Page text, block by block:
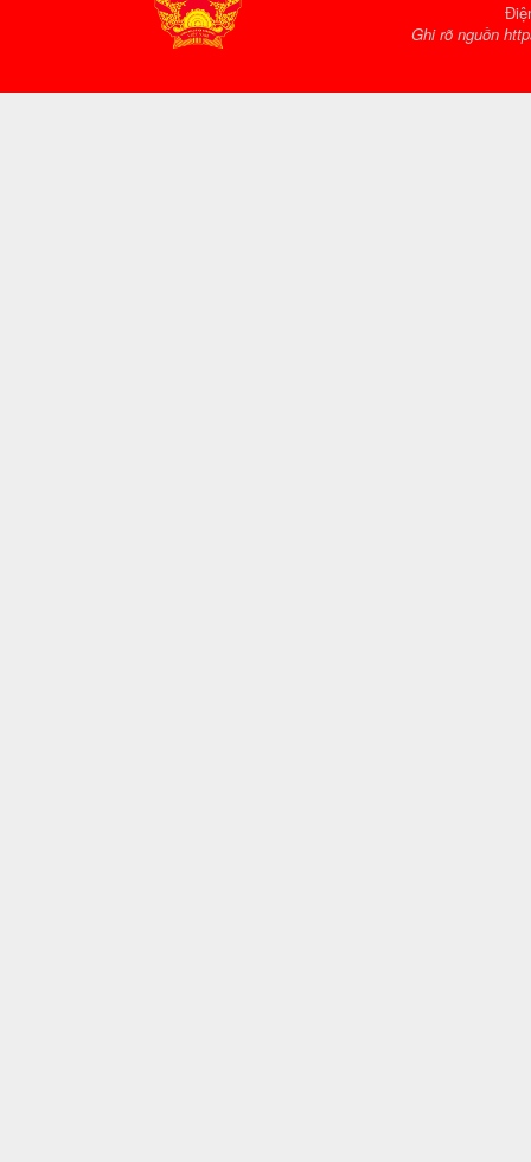
Ghi rõ nguồn